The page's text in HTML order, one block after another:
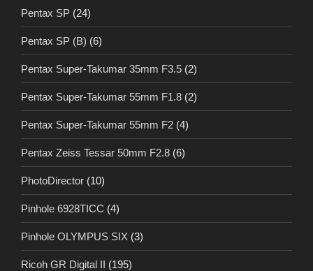
Pentax SP (24)
Pentax SP (B) (6)
Pentax Super-Takumar 35mm F3.5 (2)
Pentax Super-Takumar 55mm F1.8 (2)
Pentax Super-Takumar 55mm F2 (4)
Pentax Zeiss Tessar 50mm F2.8 (6)
PhotoDirector (10)
Pinhole 6928TICC (4)
Pinhole OLYMPUS SIX (3)
Ricoh GR Digital II (195)